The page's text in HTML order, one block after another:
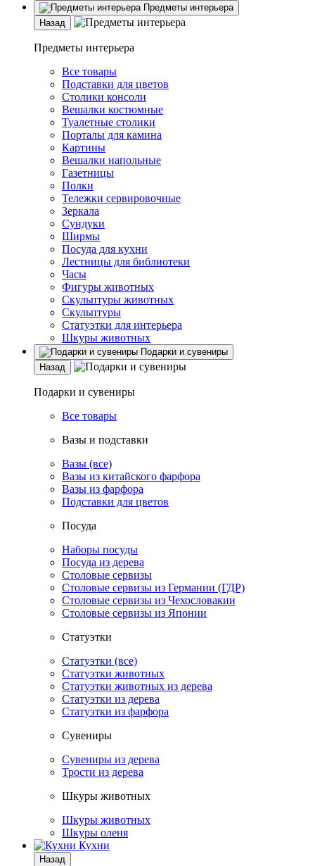
Предметы интерьера
Назад
Предметы интерьера
Все товары
Подставки для цветов
Столики консоли
Вешалки костюмные
Туалетные столики
Порталы для камина
Картины
Вешалки напольные
Газетницы
Полки
Тележки сервировочные
Зеркала
Сундуки
Ширмы
Посуда для кухни
Лестницы для библиотеки
Часы
Фигуры животных
Скульптуры животных
Скульптуры
Статуэтки для интерьера
Шкуры животных
Подарки и сувениры
Назад
Подарки и сувениры
Все товары
Вазы и подставки
Вазы (все)
Вазы из китайского фарфора
Вазы из фарфора
Подставки для цветов
Посуда
Наборы посуды
Посуда из дерева
Столовые сервизы
Столовые сервизы из Германии (ГДР)
Столовые сервизы из Чехословакии
Столовые сервизы из Японии
Статуэтки
Статуэтки (все)
Статуэтки животных
Статуэтки животных из дерева
Статуэтки из дерева
Статуэтки из фарфора
Сувениры
Сувениры из дерева
Трости из дерева
Шкуры животных
Шкуры животных
Шкуры оленя
Кухни
Назад